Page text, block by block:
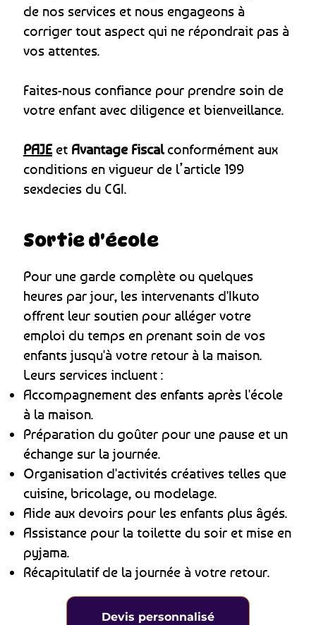
de nos services et nous engageons à
corriger tout aspect qui ne répondrait pas à
vos attentes.
Faites-nous confiance pour prendre soin de
votre enfant avec diligence et bienveillance.
PAJE et Avantage Fiscalconformément aux
conditions en vigueur de l’article 199
sexdecies du CGI.
Sortie d'école
Pour une garde complète ou quelques
heures par jour, les intervenants d'Ikuto
offrent leur soutien pour alléger votre
emploi du temps en prenant soin de vos
enfants jusqu'à votre retour à la maison.
Leurs services incluent :
Accompagnement des enfants après l'école
à la maison.
Préparation du goûter pour une pause et un
échange sur la journée.
Organisation d'activités créatives telles que
cuisine, bricolage, ou modelage.
Aide aux devoirs pour les enfants plus âgés.
Assistance pour la toilette du soir et mise en
pyjama.
Récapitulatif de la journée à votre retour.
Devis personnalisé